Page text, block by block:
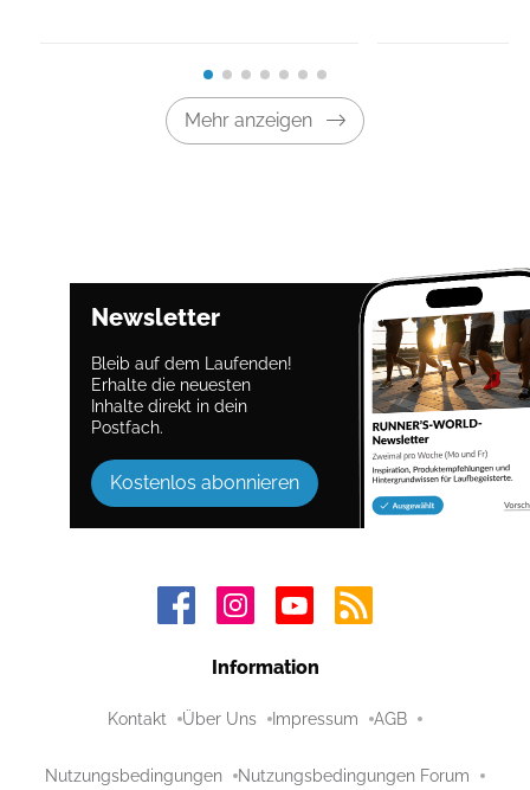
Mehr anzeigen
Newsletter
Bleib auf dem Laufenden!
Erhalte die neuesten
Inhalte direkt in dein
Postfach.
Kostenlos abonnieren
Information
Kontakt Über Uns Impressum AGB
Nutzungsbedingungen Nutzungsbedingungen Forum